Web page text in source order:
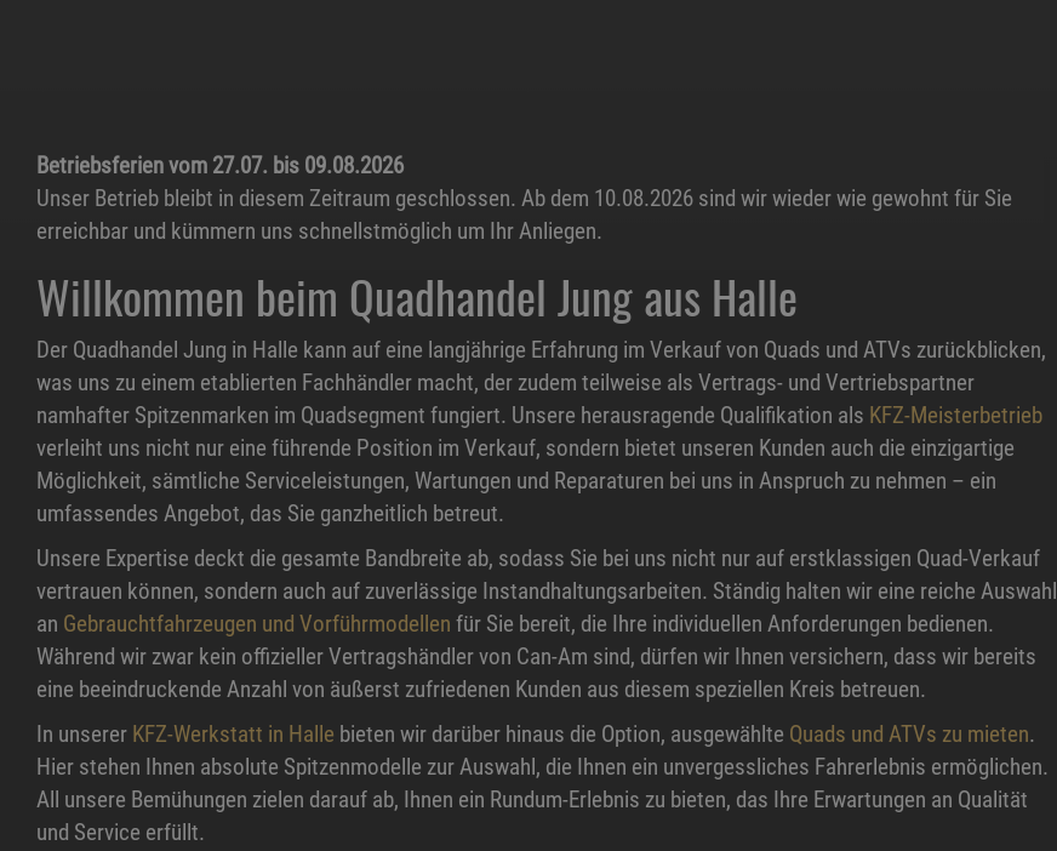
Betriebsferien vom 27.07. bis 09.08.2026
Unser Betrieb bleibt in diesem Zeitraum geschlossen. Ab dem 10.08.2026 sind wir wieder wie gewohnt für Sie
erreichbar und kümmern uns schnellstmöglich um Ihr Anliegen.
Willkommen beim Quadhandel Jung aus Halle
Der Quadhandel Jung in Halle kann auf eine langjährige Erfahrung im Verkauf von Quads und ATVs zurückblicken,
was uns zu einem etablierten Fachhändler macht, der zudem teilweise als Vertrags- und Vertriebspartner
namhafter Spitzenmarken im Quadsegment fungiert. Unsere herausragende Qualifikation als KFZ-Meisterbetrieb
verleiht uns nicht nur eine führende Position im Verkauf, sondern bietet unseren Kunden auch die einzigartige
Möglichkeit, sämtliche Serviceleistungen, Wartungen und Reparaturen bei uns in Anspruch zu nehmen – ein
umfassendes Angebot, das Sie ganzheitlich betreut.
Unsere Expertise deckt die gesamte Bandbreite ab, sodass Sie bei uns nicht nur auf erstklassigen Quad-Verkauf
vertrauen können, sondern auch auf zuverlässige Instandhaltungsarbeiten. Ständig halten wir eine reiche Auswahl
an Gebrauchtfahrzeugen und Vorführmodellen für Sie bereit, die Ihre individuellen Anforderungen bedienen.
Während wir zwar kein offizieller Vertragshändler von Can-Am sind, dürfen wir Ihnen versichern, dass wir bereits
eine beeindruckende Anzahl von äußerst zufriedenen Kunden aus diesem speziellen Kreis betreuen.
In unserer KFZ-Werkstatt in Halle bieten wir darüber hinaus die Option, ausgewählte Quads und ATVs zu mieten.
Hier stehen Ihnen absolute Spitzenmodelle zur Auswahl, die Ihnen ein unvergessliches Fahrerlebnis ermöglichen.
All unsere Bemühungen zielen darauf ab, Ihnen ein Rundum-Erlebnis zu bieten, das Ihre Erwartungen an Qualität
und Service erfüllt.